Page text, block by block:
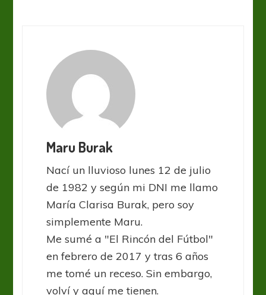
Maru Burak
Nací un lluvioso lunes 12 de julio
de 1982 y según mi DNI me llamo
María Clarisa Burak, pero soy
simplemente Maru.
Me sumé a "El Rincón del Fútbol"
en febrero de 2017 y tras 6 años
me tomé un receso. Sin embargo,
volví y aquí me tienen.